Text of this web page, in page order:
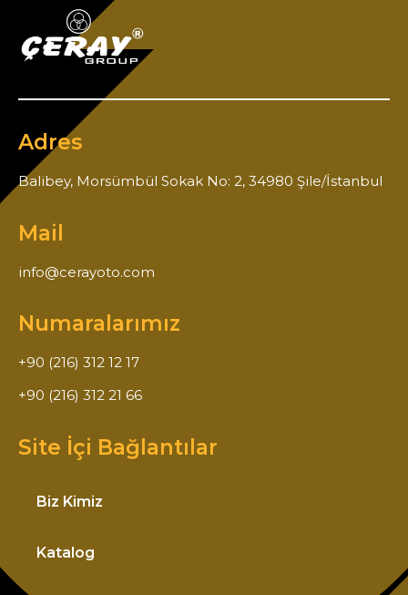
Adres
Balibey, Morsümbül Sokak No: 2, 34980 Şile/İstanbul
Mail
info@cerayoto.com
Numaralarımız
+90 (216) 312 12 17
+90 (216) 312 21 66
Site İçi Bağlantılar
Biz Kimiz
Katalog